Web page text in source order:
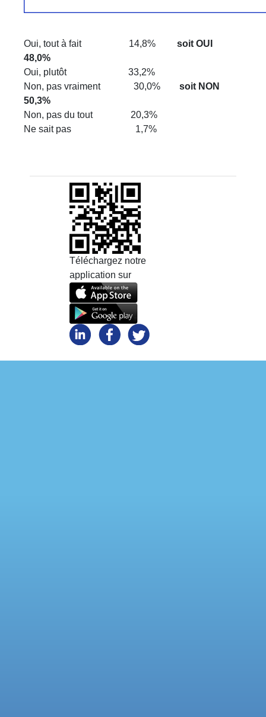
Oui, tout à fait 14,8% soit OUI
48,0%
Oui, plutôt 33,2%
Non, pas vraiment 30,0% soit NON
50,3%
Non, pas du tout 20,3%
Ne sait pas 1,7%
Téléchargez notre
application sur